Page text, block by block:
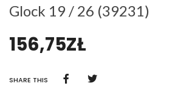
Glock 19 / 26 (39231)
156,75ZŁ
SHARE THIS